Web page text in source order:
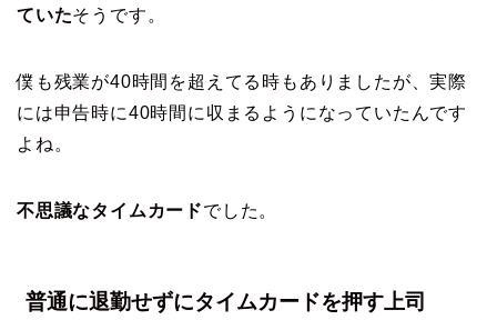
ていたそうです。
僕も残業が40時間を超えてる時もありましたが、実際
には申告時に40時間に収まるようになっていたんです
よね。
不思議なタイムカードでした。
普通に退勤せずにタイムカードを押す上司